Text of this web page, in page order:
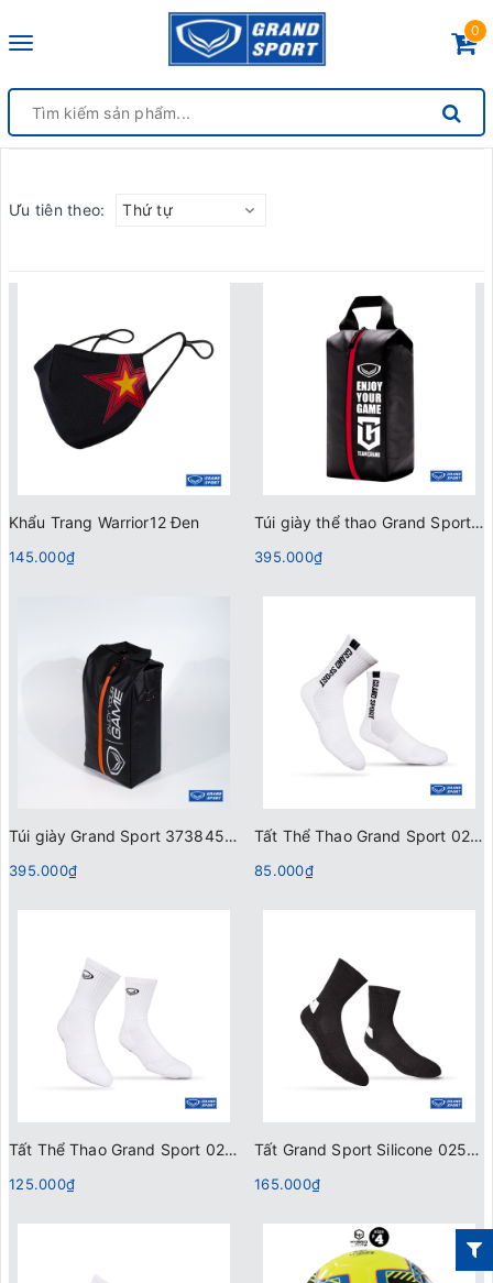
Toggle
0
Ưu tiên theo: Thứ tự
Khẩu Trang Warrior12 Đen
145.000₫
Túi giày thể thao Grand Sport 373846 Đen
395.000₫
Túi giày Grand Sport 373845 Đen
395.000₫
Tất Thể Thao Grand Sport 025001 Trắng
85.000₫
Tất Thể Thao Grand Sport 025002 Trắng
125.000₫
Tất Grand Sport Silicone 025147 Đen
165.000₫